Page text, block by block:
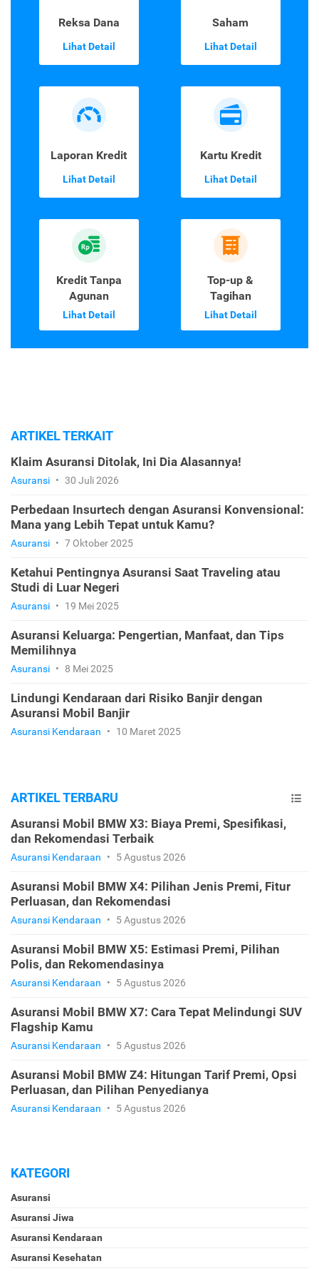
Reksa Dana
Lihat Detail
Saham
Lihat Detail
Laporan Kredit
Lihat Detail
Kartu Kredit
Lihat Detail
Kredit Tanpa
Agunan
Lihat Detail
Top-up &
Tagihan
Lihat Detail
ARTIKEL TERKAIT
Klaim Asuransi Ditolak, Ini Dia Alasannya!
Asuransi • 30 Juli 2026
Perbedaan Insurtech dengan Asuransi Konvensional:
Mana yang Lebih Tepat untuk Kamu?
Asuransi • 7 Oktober 2025
Ketahui Pentingnya Asuransi Saat Traveling atau
Studi di Luar Negeri
Asuransi • 19 Mei 2025
Asuransi Keluarga: Pengertian, Manfaat, dan Tips
Memilihnya
Asuransi • 8 Mei 2025
Lindungi Kendaraan dari Risiko Banjir dengan
Asuransi Mobil Banjir
Asuransi Kendaraan • 10 Maret 2025
ARTIKEL TERBARU
Asuransi Mobil BMW X3: Biaya Premi, Spesifikasi,
dan Rekomendasi Terbaik
Asuransi Kendaraan • 5 Agustus 2026
Asuransi Mobil BMW X4: Pilihan Jenis Premi, Fitur
Perluasan, dan Rekomendasi
Asuransi Kendaraan • 5 Agustus 2026
Asuransi Mobil BMW X5: Estimasi Premi, Pilihan
Polis, dan Rekomendasinya
Asuransi Kendaraan • 5 Agustus 2026
Asuransi Mobil BMW X7: Cara Tepat Melindungi SUV
Flagship Kamu
Asuransi Kendaraan • 5 Agustus 2026
Asuransi Mobil BMW Z4: Hitungan Tarif Premi, Opsi
Perluasan, dan Pilihan Penyedianya
Asuransi Kendaraan • 5 Agustus 2026
KATEGORI
Asuransi
Asuransi Jiwa
Asuransi Kendaraan
Asuransi Kesehatan